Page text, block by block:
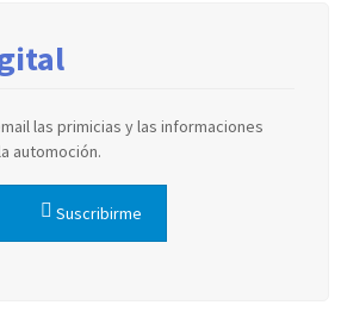
las primicias y las informaciones
automoción.
Suscribirme